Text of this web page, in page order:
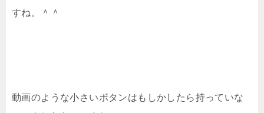
すね。＾＾
動画のような小さいボタンはもしかしたら持っていな